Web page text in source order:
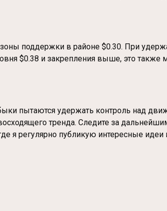
поддержки в районе $0.30. При
$0.38 и закрепления выше, это
пытаются удержать контроль над
тренда. Следите за
я регулярно публикую интересные